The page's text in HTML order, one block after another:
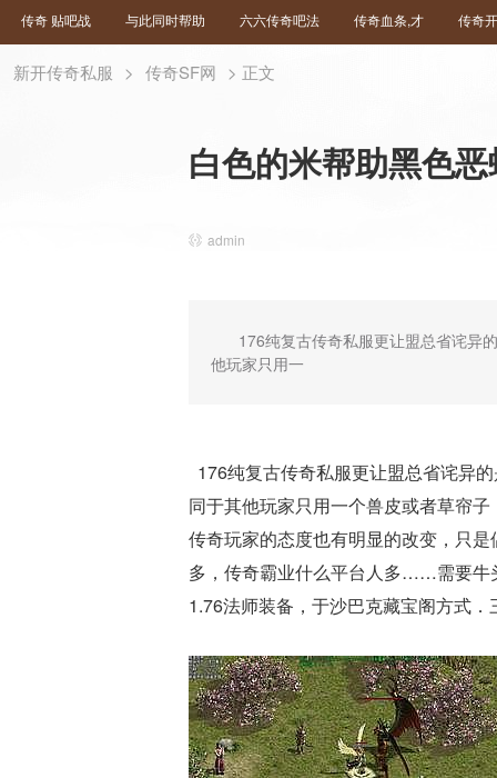
传奇 贴吧战 与此同时帮助 六六传奇吧法 传奇血条,才 传奇
新开传奇私服 > 传奇SF网 > 正文
白色的米帮助黑色
admin
176纯复古传奇私服更让盟总省诧异
他玩家只用一
176纯复古传奇私服更让盟总省诧异
同于其他玩家只用一个兽皮或者草帘
传奇玩家的态度也有明显的改变，只
多，传奇霸业什么平台人多……需要牛
1.76法师装备，于沙巴克藏宝阁方式